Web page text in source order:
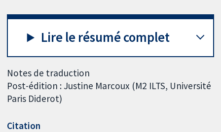
Lire le résumé complet
Notes de traduction
Post-édition : Justine Marcoux (M2 ILTS, Université
Paris Diderot)
Citation